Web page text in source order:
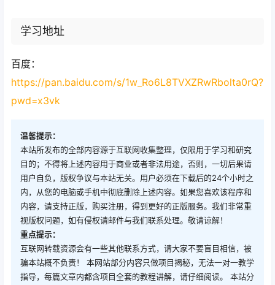
学习地址
百度：
https://pan.baidu.com/s/1w_Ro6L8TVXZRwRbolta0rQ?
pwd=x3vk
温馨提示：
本站所发布的全部内容源于互联网收集整理，仅限用于学习和研究
目的；不得将上述内容用于商业或者非法用途，否则，一切后果请
用户自负，版权争议与本站无关。用户必须在下载后的24个小时之
内，从您的电脑或手机中彻底删除上述内容。如果您喜欢该程序和
内容，请支持正版，购买注册，得到更好的正版服务。我们非常重
视版权问题，如有侵权请邮件与我们联系处理。敬请谅解！
重点提示：
互联网转载资源会有一些其他联系方式，请大家不要盲目相信，被
骗本站概不负责！ 本网站部分内容只做项目揭秘，无法一对一教学
指导，每篇文章内都含项目全套的教程讲解，请仔细阅读。 本站分